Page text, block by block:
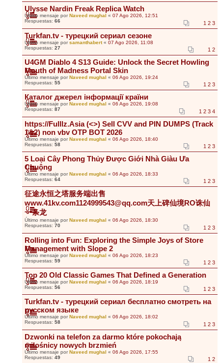
Ulysse Nardin Freak Replica Watch
Último mensaje porNaveed mughal « 07 Ago 2026, 12:51
Respuestas: 66 1 2 3
Turkfan.tv - турецкий сериал сезоне
Último mensaje porsamanthabert« 07 Ago 2026, 11:08
Respuestas: 27 1 2
U4GM Diablo 4 S13 Guide: Unlock the Secret Howling
Mouth of Madness Portal Skin
Último mensaje porNaveed mughal « 06 Ago 2026, 19:24
Respuestas: 55 1 2 3
Каталог джерел інформації країни
Último mensaje porNaveed mughal « 06 Ago 2026, 19:08
Respuestas: 87 1 2 3 4
https://Fulllz.Asia (<>) Sell CVV and PIN DUMPS (Track
1&2) non vbv OTP BOT 2026
Último mensaje porNaveed mughal « 06 Ago 2026, 18:40
Respuestas: 58 1 2 3
5 Loại Cây Phong Thủy Được Giới Nhà Giàu Ưa
Chuộng
Último mensaje porNaveed mughal « 06 Ago 2026, 18:33
Respuestas: 64 1 2 3
征途永恒之塔服务端出售
www.41kv.com1124999543@qq.com天上碑仙境RO诛仙
一条龙
Último mensaje porNaveed mughal « 06 Ago 2026, 18:30
Respuestas: 70 1 2 3
Rolling into Fun: Exploring the Simple Joys of Store
Management with Slope 2
Último mensaje porNaveed mughal « 06 Ago 2026, 18:23
Respuestas: 59 1 2 3
Top 20 Old Classic Games That Defined a Generation
Último mensaje porNaveed mughal « 06 Ago 2026, 18:19
Respuestas: 56 1 2 3
Turkfan.tv - турецкий сериал бесплатно смотреть на
русском языке
Último mensaje por Naveed mughal « 06 Ago 2026, 18:02
Respuestas: 58 1 2 3
Dzwonki na telefon za darmo które pokochają
miłośnicy nowych brzmień
Último mensaje porNaveed mughal « 06 Ago 2026, 17:55
Respuestas: 49 1 2